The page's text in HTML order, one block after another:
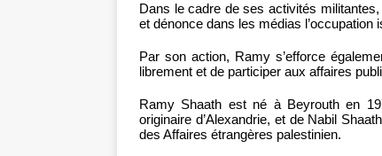
Dans le cadre de ses activités
et dénonce dans les médias l’occupation
Par son action, Ramy s’efforce
librement et de participer aux affaires
Ramy Shaath est né à Beyrouth en
originaire d’Alexandrie, et de Nabil
des Affaires étrangères palestinien.